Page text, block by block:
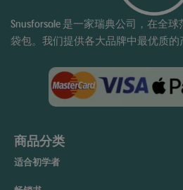
Snusforsale 是一家瑞典公司，在全
袋包。我们提供各大品牌中最优质的
商品分类
适合初学者